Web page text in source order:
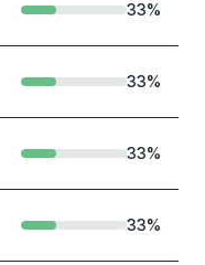
33%
33%
33%
33%